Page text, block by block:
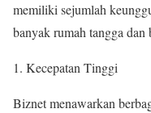
memiliki sejumlah
banyak rumah tangga dan
Kecepatan Tinggi
Biznet menawarkan